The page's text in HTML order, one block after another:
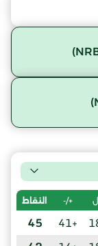
ل +/- النقاط
+41
45